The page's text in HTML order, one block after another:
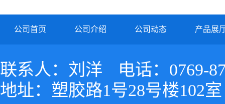
公司首页 公司介绍 公司动态 产品展
联系人：刘洋
电话：0769-
地址：塑胶路1号28号楼102室